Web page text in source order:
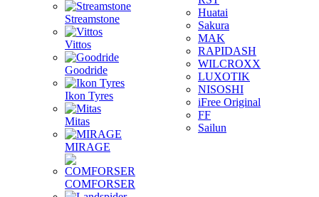
Streamstone
Vittos
Goodride
Ikon Tyres
Mitas
MIRAGE
COMFORSER
Huatai
Sakura
MAK
RAPIDASH
WILCROXX
LUXOTIK
NISOSHI
iFree Original
FF
Sailun